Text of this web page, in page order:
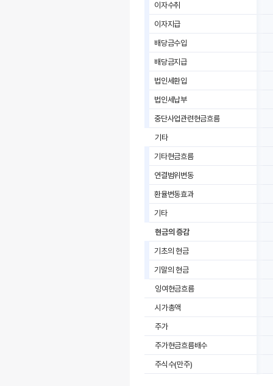
이자수취
이자지급
배당금수입
배당금지급
법인세환입
법인세납부
중단사업관련현금흐름
기타
기타현금흐름
연결범위변동
환율변동효과
기타
현금의 증감
기초의 현금
기말의 현금
잉여현금흐름
시가총액
주가
주가현금흐름배수
주식수(만주)